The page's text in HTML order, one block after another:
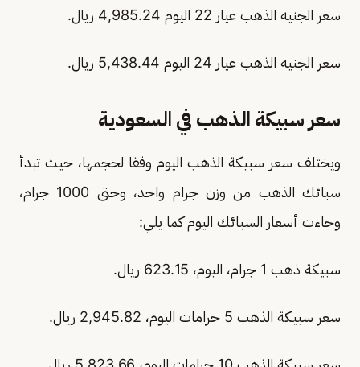
سعر الجنيه الذهب عيار 22 اليوم 4,985.24 ريال.
سعر الجنيه الذهب عيار 24 اليوم 5,438.44 ريال.
سعر سبيكة الذهب في السعودية
ويختلف سعر سبيكة الذهب اليوم وفقا لحجمها، حيث تبدأ
سبائك الذهب من وزن جرام واحد، وحتى 1000 جرام،
وجاءت أسعار السبائك اليوم كما يلي:
سبيكة ذهب 1 جرام، اليوم، 623.15 ريال.
سعر سبيكة الذهب 5 جرامات اليوم، 2,945.82 ريال.